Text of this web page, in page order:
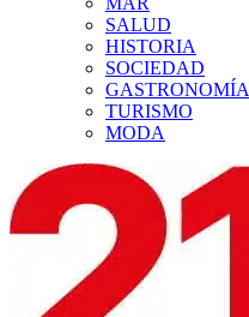
SALUD
HISTORIA
SOCIEDAD
GASTRONOMÍA
TURISMO
MODA